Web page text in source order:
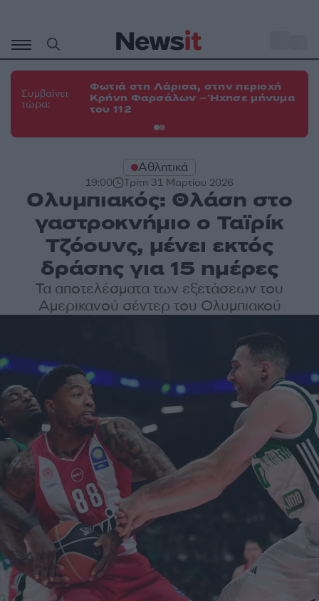
περιεχόμενο
Συμβαίνει
τώρα:
Φωτιά στη Λάρισα, στην περιοχή
Κρήνη Φαρσάλων – Ήχησε μήνυμα
του 112
Αθλητικά
19:00 Τρίτη 31 Μαρτίου 2026
Ολυμπιακός: Θλάση στο
γαστροκνήμιο ο Ταϊρίκ
Τζόουνς, μένει εκτός
δράσης για 15 ημέρες
Τα αποτελέσματα των εξετάσεων του
Αμερικανού σέντερ του Ολυμπιακού